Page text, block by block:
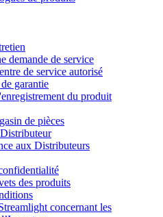
demande de service
de service autorisé
garantie
du produit
de pièces
aux Distributeurs
des produits
concernant les